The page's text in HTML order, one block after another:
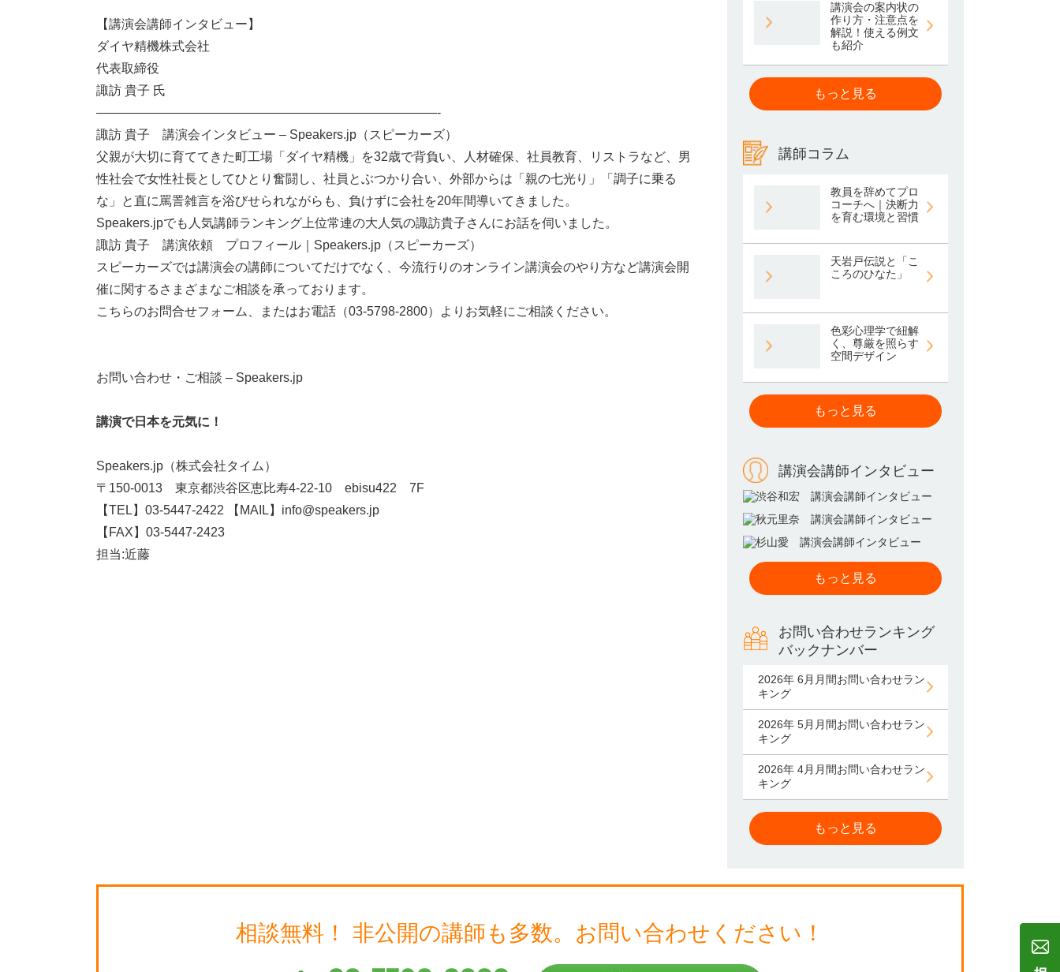
【講演会講師インタビュー】
ダイヤ精機株式会社
代表取締役
諏訪 貴子 氏
———————————————————————————-
諏訪 貴子 講演会インタビュー – Speakers.jp（スピーカーズ）
父親が大切に育ててきた町工場「ダイヤ精機」を32歳で背負い、人材確保、社員教育、リストラなど、男
性社会で女性社長としてひとり奮闘し、社員とぶつかり合い、外部からは「親の七光り」「調子に乗る
な」と直に罵詈雑言を浴びせられながらも、負けずに会社を20年間導いてきました。
Speakers.jpでも人気講師ランキング上位常連の大人気の諏訪貴子さんにお話を伺いました。
諏訪 貴子 講演依頼 プロフィール｜Speakers.jp（スピーカーズ）
スピーカーズでは講演会の講師についてだけでなく、今流行りのオンライン講演会のやり方など講演会開
催に関するさまざまなご相談を承っております。
こちらのお問合せフォーム 、またはお電話（03-5798-2800）よりお気軽にご相談ください。
​​​​​お問い合わせ・ご相談 – Speakers.jp
講演で日本を元気に！
Speakers.jp（株式会社タイム）
〒150-0013 東京都渋谷区恵比寿4-22-10 ebisu422 7F
【TEL】03-5447-2422 【MAIL】 info@speakers.jp
【FAX】03-5447-2423
担当:近藤
講演会の案内状の
作り方・注意点を
解説！使える例文
も紹介
もっと見る
講師コラム
教員を辞めてプロ
コーチへ｜決断力
を育む環境と習慣
天岩戸伝説と「こ
ころのひなた」
色彩心理学で紐解
く、尊厳を照らす
空間デザイン
もっと見る
講演会講師インタビュー
もっと見る
お問い合わせランキング
バックナンバー
2026年 6月月間お問い合わせラン
キング
2026年 5月月間お問い合わせラン
キング
2026年 4月月間お問い合わせラン
キング
もっと見る
相談無料！ 非公開の講師も多数。 お問い合わせください！